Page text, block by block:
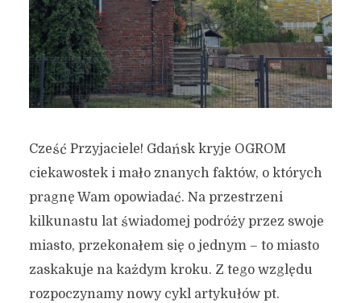
Cześć Przyjaciele! Gdańsk kryje OGROM
ciekawostek i mało znanych faktów, o których
pragnę Wam opowiadać. Na przestrzeni
kilkunastu lat świadomej podróży przez swoje
miasto, przekonałem się o jednym – to miasto
zaskakuje na każdym kroku. Z tego względu
rozpoczynamy nowy cykl artykułów pt.